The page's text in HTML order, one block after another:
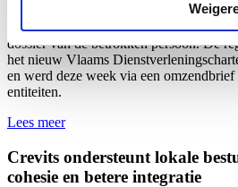
kan er voortaan onmiddellijk en kordaat
het voorval uitdrukkelijk mee te nemen
dossier van de betrokken persoon. De
het nieuw Vlaams
en werd deze week via een
entiteiten.
Lees meer
Crevits ondersteunt lokale
cohesie en betere integratie